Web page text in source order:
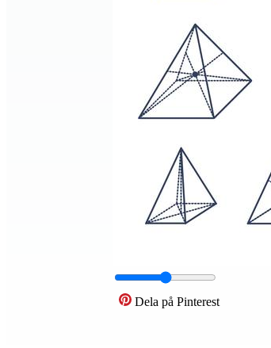
Dela på Pinterest